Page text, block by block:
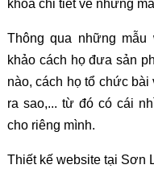
khóa chi tiết về những
Thông qua những mẫu
khảo cách họ đưa sản
nào, cách họ tổ chức
ra sao,... từ đó có cái
cho riêng mình.
Thiết kế website tại Sơn